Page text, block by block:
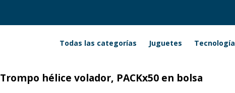
Todas las categorías Juguetes Tecnología
Trompo hélice volador, PACKx50 en bolsa